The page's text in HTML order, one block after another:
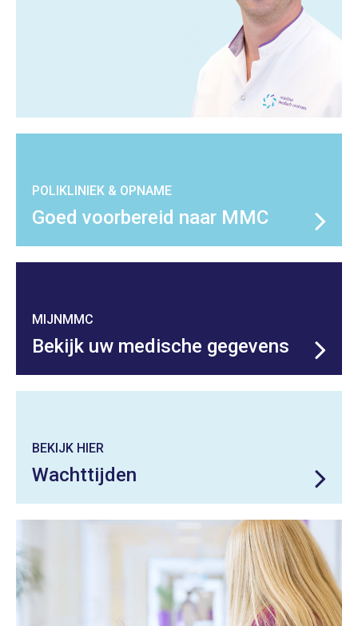
POLIKLINIEK & OPNAME
Goed voorbereid naar MMC
MIJNMMC
Bekijk uw medische gegevens
BEKIJK HIER
Wachttijden